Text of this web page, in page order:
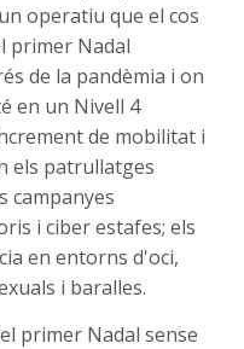
operatiu que el cos
primer Nadal
de la pandèmia i on
en un Nivell 4
de mobilitat i
els patrullatges
campanyes
i ciber estafes; els
en entorns d'oci,
i baralles.
primer Nadal sense